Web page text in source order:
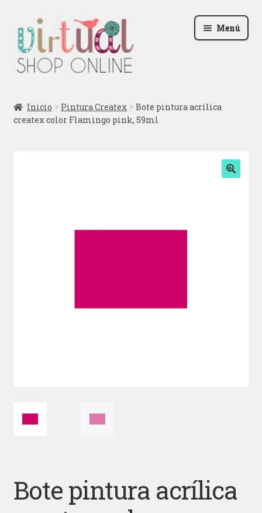
la
navegación
al
contenido
Menú
Podcast
Inicio Pintura Createx
Bote pintura acrílica
createx color Flamingo pink, 59ml
Bote pintura acrílica